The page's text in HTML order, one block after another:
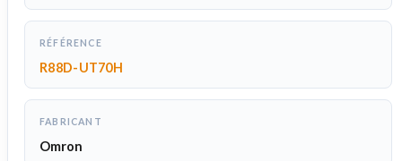
RÉFÉRENCE
R88D-UT70H
FABRICANT
Omron